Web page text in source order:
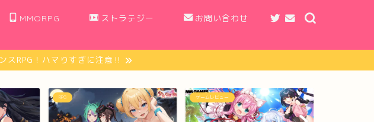
MMORPG ストラテジー お問い合わせ
スRPG！ハマりすぎに注意‼︎
ゲームレビュー MMORPG